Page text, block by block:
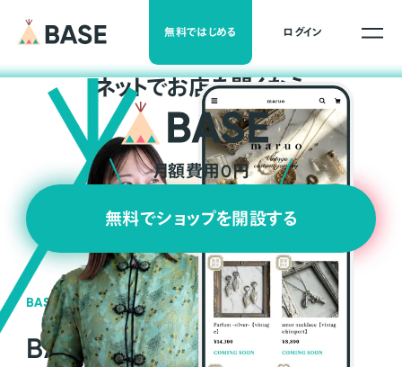
無料ではじめる ログイン
ネットでお店を開くなら
月額費用0円
無料でショップを開設する
BASEの強み
BASEが強い3つの理由